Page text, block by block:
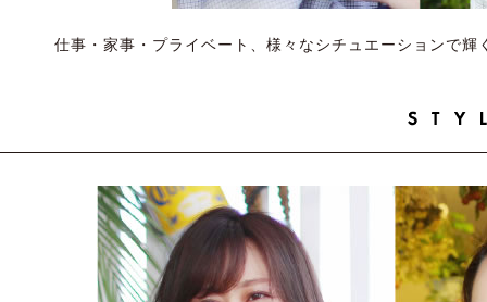
仕事・家事・プライベート、様々なシチュエーションで